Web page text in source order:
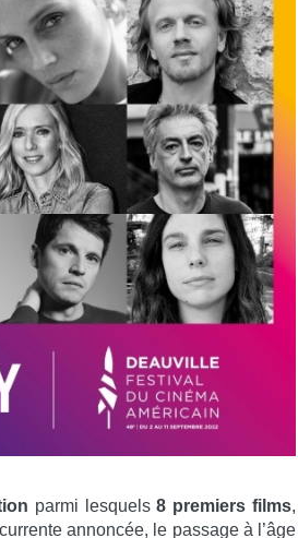
parmi lesquels8 premiers films,
annoncée, le passage à l’âge